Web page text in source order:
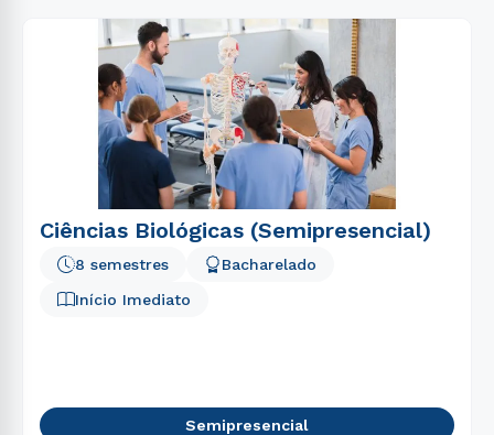
Ciências Biológicas (Semipresencial)
Bacharelado
Início Imediato
8 semestres
Semipresencial